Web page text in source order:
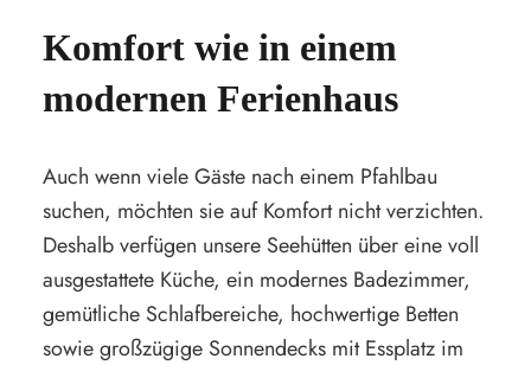
Komfort wie in einem
modernen Ferienhaus
Auch wenn viele Gäste nach einem Pfahlbau
suchen, möchten sie auf Komfort nicht verzichten.
Deshalb verfügen unsere Seehütten über eine voll
ausgestattete Küche, ein modernes Badezimmer,
gemütliche Schlafbereiche, hochwertige Betten
sowie großzügige Sonnendecks mit Essplatz im